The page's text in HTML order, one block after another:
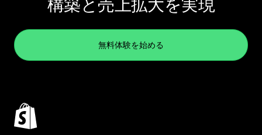
構築と売上拡大を実現
無料体験を始める